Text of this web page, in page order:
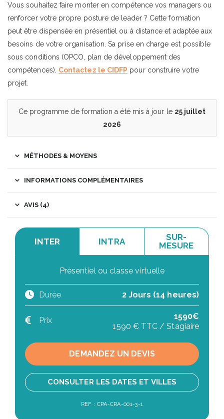
Vous souhaitez faire monter en compétence vos managers ou
renforcer votre propre posture de leader ? Cette formation
peut être dispensée en présentiel ou à distance et adaptée aux
besoins de votre organisation. Sa prise en charge est possible
sous conditions (OPCO, plan de développement des
compétences). Contactez le CIDFP pour construire votre
projet.
Ce programme de formation a été mis à jour le 25 juillet
2026
MÉTHODES & MOYENS
INFORMATIONS COMPLÉMENTAIRES
AVIS (4)
INTER INTRA
SUR-
MESURE
Présentiel ou classe virtuelle
Durée 2 Jours (14 heures)
Prix
1590€
1590 € TTC / Stagiaire
DEMANDEZ UN DEVIS
CONSULTER LES DATES ET VILLES
REF : CPA-CRA-001-3-1